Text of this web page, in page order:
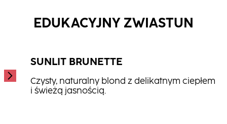
EDUKACYJNY ZWIASTUN
SUNLIT BRUNETTE
Czysty, naturalny blond z delikatnym ciepłem
i świeżą jasnością.